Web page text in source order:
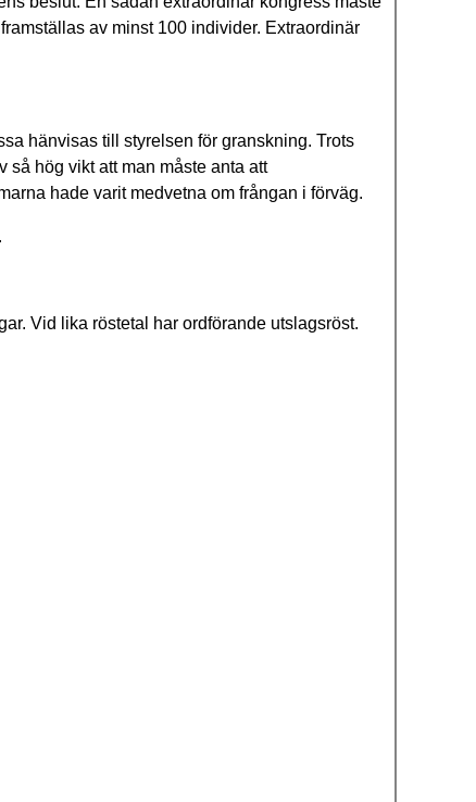
av minst 100 individer. Extraordinär
hänvisas till styrelsen för granskning. Trots
så hög vikt att man måste anta att
hade varit medvetna om frångan i förväg.
Vid lika röstetal har ordförande utslagsröst.